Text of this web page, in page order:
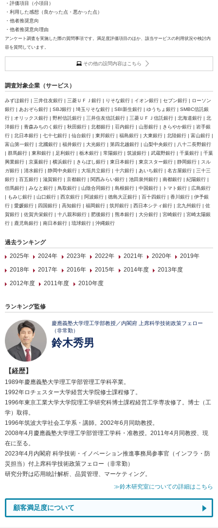
・評価項目（小項目）
・利用した感想（良かった点・悪かった点）
・他者推奨意向
・他者推奨意向理由
アンケート調査を実施した際の質問事項です。満足度評価項目のほか、該当サービスの利用状況や検討内
容を質問しています。
その他の設問内容はこちら
調査対象企業（サービス）
みずほ銀行 | 三井住友銀行 | 三菱ＵＦＪ銀行 | りそな銀行 | イオン銀行 | セブン銀行 | ローソン
銀行 | あおぞら銀行 | SBJ銀行 | 埼玉りそな銀行 | SBI新生銀行 | ゆうちょ銀行 | SMBC信託銀
行 | オリックス銀行 | 野村信託銀行 | 三井住友信託銀行 | 三菱ＵＦＪ信託銀行 | 北海道銀行 | 北
洋銀行 | 青森みちのく銀行 | 秋田銀行 | 北都銀行 | 荘内銀行 | 山形銀行 | きらやか銀行 | 岩手銀
行 | 北日本銀行 | 七十七銀行 | 仙台銀行 | 東邦銀行 | 福島銀行 | 大東銀行 | 北陸銀行 | 富山銀行 |
富山第一銀行 | 北國銀行 | 福井銀行 | 大光銀行 | 第四北越銀行 | 山梨中央銀行 | 八十二長野銀行
| 群馬銀行 | 東和銀行 | 足利銀行 | 栃木銀行 | 常陽銀行 | 筑波銀行 | 武蔵野銀行 | 千葉銀行 | 千葉
興業銀行 | 京葉銀行 | 横浜銀行 | きらぼし銀行 | 東日本銀行 | 東京スター銀行 | 静岡銀行 | スル
ガ銀行 | 清水銀行 | 静岡中央銀行 | 大垣共立銀行 | 十六銀行 | あいち銀行 | 名古屋銀行 | 三十三
銀行 | 百五銀行 | 滋賀銀行 | 京都銀行 | 関西みらい銀行 | 池田泉州銀行 | 南都銀行 | 紀陽銀行 |
但馬銀行 | みなと銀行 | 鳥取銀行 | 山陰合同銀行 | 島根銀行 | 中国銀行 | トマト銀行 | 広島銀行
| もみじ銀行 | 山口銀行 | 西京銀行 | 阿波銀行 | 徳島大正銀行 | 百十四銀行 | 香川銀行 | 伊予銀
行 | 愛媛銀行 | 四国銀行 | 高知銀行 | 福岡銀行 | 筑邦銀行 | 西日本シティ銀行 | 北九州銀行 | 佐
賀銀行 | 佐賀共栄銀行 | 十八親和銀行 | 肥後銀行 | 熊本銀行 | 大分銀行 | 宮崎銀行 | 宮崎太陽銀
行 | 鹿児島銀行 | 南日本銀行 | 琉球銀行 | 沖縄銀行
過去ランキング
2025年
2024年 2023年 2022年 2021年 2020年
2019年
2018年
2017年 2016年 2015年 2014年度
2013年度
2012年度
2011年度 2010年度
ランキング監修
慶應義塾大学理工学部教授／内閣府 上席科学技術政策フェロー
（非常勤）
鈴木秀男
【経歴】
1989年慶應義塾大学理工学部管理工学科卒業。
1992年ロチェスター大学経営大学院修士課程修了。
1996年東京工業大学大学院理工学研究科博士課程経営工学専攻修了。博士（工
学）取得。
1996年筑波大学社会工学系・講師。2002年6月同助教授。
2008年4月慶應義塾大学理工学部管理工学科・准教授。2011年4月同教授、現
在に至る。
2023年4月内閣府 科学技術・イノベーション推進事務局参事官（インフラ・防
災担当）付上席科学技術政策フェロー（非常勤）
研究分野は応用統計解析、品質管理、マーケティング。
≫鈴木研究室についての詳細はこちら
顧客満足度について